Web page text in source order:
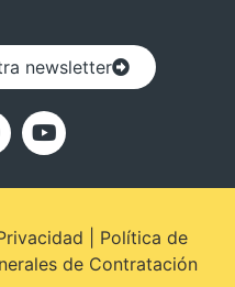
newsletter
Política de
de Contratación